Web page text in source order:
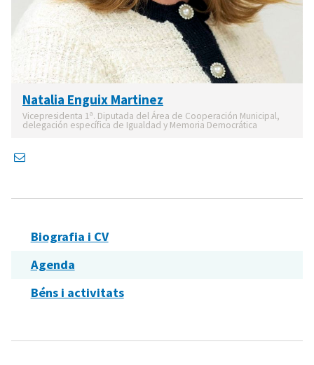
Natalia Enguix Martinez
Vicepresidenta 1ª. Diputada del Área de Cooperación Municipal,
delegación específica de Igualdad y Memoria Democrática
Biografia i CV
Agenda
Béns i activitats